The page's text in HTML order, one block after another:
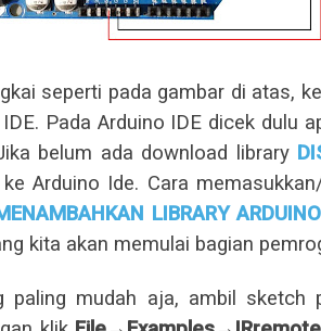
seperti pada gambar di atas,
Pada Arduino IDE dicek dulu
belum ada download library
Arduino Ide. Cara
LIBRARY ARDUINO
kita akan memulai bagian
paling mudah aja, ambil sketch